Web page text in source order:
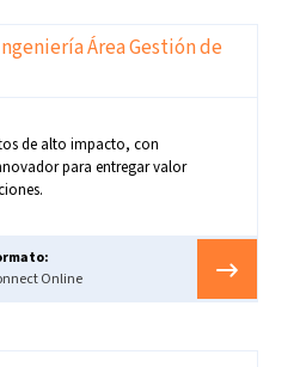
Área Gestión de
de alto impacto, con
para entregar valor
Online